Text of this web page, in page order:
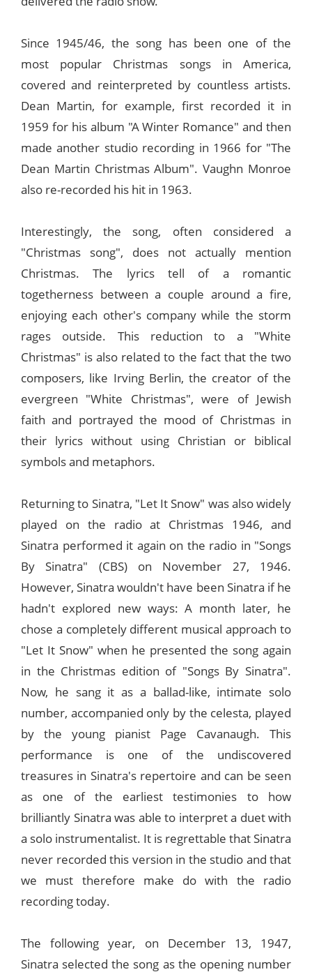
Since 1945/46, the song has been one of the
most popular Christmas songs in America,
covered and reinterpreted by countless artists.
Dean Martin, for example, first recorded it in
1959 for his album "A Winter Romance" and then
made another studio recording in 1966 for "The
Dean Martin Christmas Album". Vaughn Monroe
also re-recorded his hit in 1963.
Interestingly, the song, often considered a
"Christmas song", does not actually mention
Christmas. The lyrics tell of a romantic
togetherness between a couple around a fire,
enjoying each other's company while the storm
rages outside. This reduction to a "White
Christmas" is also related to the fact that the two
composers, like Irving Berlin, the creator of the
evergreen "White Christmas", were of Jewish
faith and portrayed the mood of Christmas in
their lyrics without using Christian or biblical
symbols and metaphors.
Returning to Sinatra, "Let It Snow" was also widely
played on the radio at Christmas 1946, and
Sinatra performed it again on the radio in "Songs
By Sinatra" (CBS) on November 27, 1946.
However, Sinatra wouldn't have been Sinatra if he
hadn't explored new ways: A month later, he
chose a completely different musical approach to
"Let It Snow" when he presented the song again
in the Christmas edition of "Songs By Sinatra".
Now, he sang it as a ballad-like, intimate solo
number, accompanied only by the celesta, played
by the young pianist Page Cavanaugh. This
performance is one of the undiscovered
treasures in Sinatra's repertoire and can be seen
as one of the earliest testimonies to how
brilliantly Sinatra was able to interpret a duet with
a solo instrumentalist. It is regrettable that Sinatra
never recorded this version in the studio and that
we must therefore make do with the radio
recording today.
The following year, on December 13, 1947,
Sinatra selected the song as the opening number